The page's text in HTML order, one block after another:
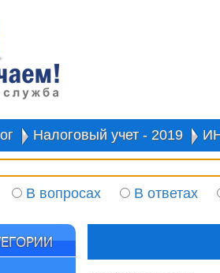
Налоговый учет - 2019
В вопросах В ответах